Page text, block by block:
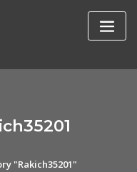
"Rakich35201"